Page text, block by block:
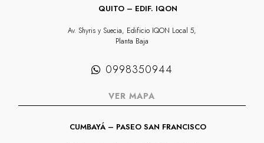
QUITO – EDIF. IQON
Av. Shyris y Suecia, Edificio IQON Local 5,
Planta Baja
0998350944
VER MAPA
CUMBAYÁ – PASEO SAN FRANCISCO